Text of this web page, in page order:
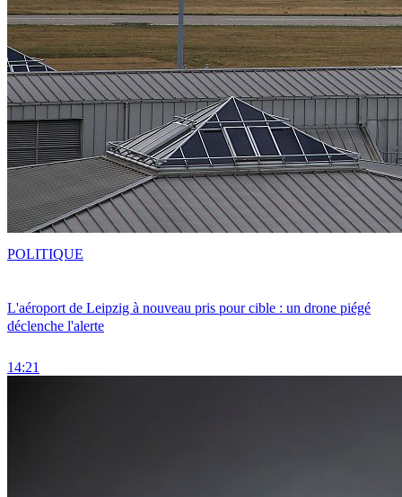
L'aéroport de Leipzig à nouveau pris pour cible : un drone piégé
déclenche l'alerte
14:21
POLITIQUE